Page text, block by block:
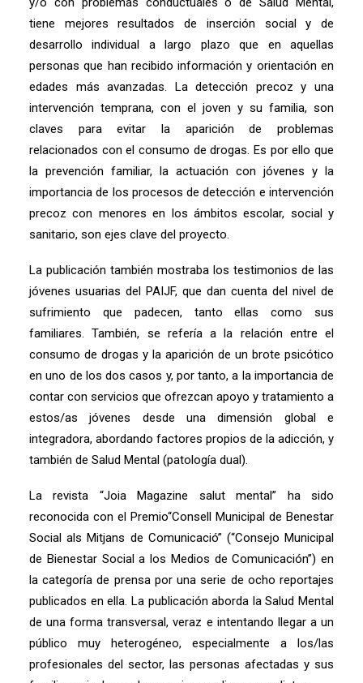
tiene mejores resultados de inserción social y de
desarrollo individual a largo plazo que en aquellas
personas que han recibido información y orientación en
edades más avanzadas. La detección precoz y una
intervención temprana, con el joven y su familia, son
claves para evitar la aparición de problemas
relacionados con el consumo de drogas. Es por ello que
la prevención familiar, la actuación con jóvenes y la
importancia de los procesos de detección e intervención
precoz con menores en los ámbitos escolar, social y
sanitario, son ejes clave del proyecto.
La publicación también mostraba los testimonios de las
jóvenes usuarias del PAIJF, que dan cuenta del nivel de
sufrimiento que padecen, tanto ellas como sus
familiares. También, se refería a la relación entre el
consumo de drogas y la aparición de un brote psicótico
en uno de los dos casos y, por tanto, a la importancia de
contar con servicios que ofrezcan apoyo y tratamiento a
estos/as jóvenes desde una dimensión global e
integradora, abordando factores propios de la adicción, y
también de Salud Mental (patología dual).
La revista “Joia Magazine salut mental” ha sido
reconocida con el Premio“Consell Municipal de Benestar
Social als Mitjans de Comunicació” (“Consejo Municipal
de Bienestar Social a los Medios de Comunicación”) en
la categoría de prensa por una serie de ocho reportajes
publicados en ella. La publicación aborda la Salud Mental
de una forma transversal, veraz e intentando llegar a un
público muy heterogéneo, especialmente a los/las
profesionales del sector, las personas afectadas y sus